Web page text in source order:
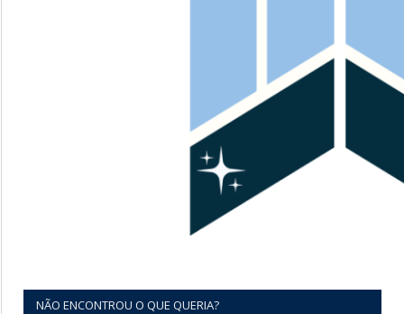
NÃO ENCONTROU O QUE QUERIA?